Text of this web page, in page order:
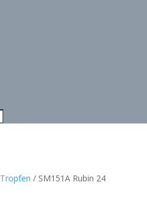
Tropfen / SM151A Rubin 24